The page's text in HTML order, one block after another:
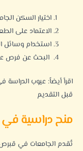
اختيار السكن
الاعتماد على
استخدام وسائل
البحث عن فرص
اقرأ أيضاً:
قبل التقديم
منح دراسية في
تُقدم الجامعات في قبرص